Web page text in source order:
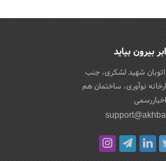
بیرون بیاید
اتوبان شهید لشکری، جنب
نوآوری، ساختمان هم